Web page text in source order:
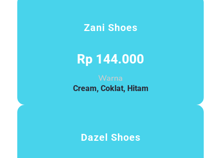
Zani Shoes
Rp 144.000
Warna
Cream, Coklat, Hitam
Dazel Shoes